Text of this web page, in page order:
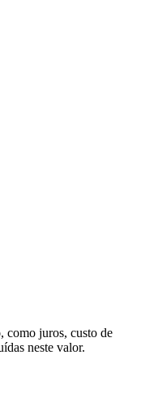
como juros, custo de
neste valor.